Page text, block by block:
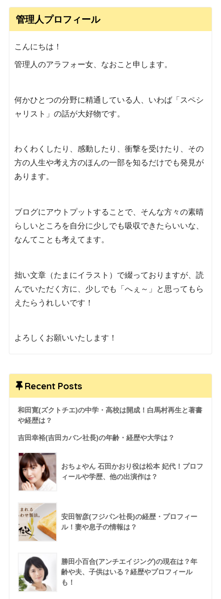
管理人プロフィール
こんにちは！
管理人のアラフォー女、なおこと申します。
何かひとつの分野に精通している人、いわば「スペシ
ャリスト」の話が大好物です。
わくわくしたり、感動したり、衝撃を受けたり、その
方の人生や考え方のほんの一部を知るだけでも発見が
あります。
ブログにアウトプットすることで、そんな方々の素晴
らしいところを自分に少しでも吸収できたらいいな、
なんてことも考えてます。
拙い文章（たまにイラスト）で綴っておりますが、読
んでいただく方に、少しでも「へぇ～」と思ってもら
えたらうれしいです！
よろしくお願いいたします！
Recent Posts
和田寛(ズクトチエ)の中学・高校は開成！白馬村再生と著書
や経歴は？
吉田幸裕(吉田カバン社長)の年齢・経歴や大学は？
おちょやん 石田かおり役は松本 妃代！プロフ
ィールや学歴、他の出演作は？
安田智彦(フジパン社長)の経歴・プロフィー
ル！妻や息子の情報は？
勝田小百合(アンチエイジング)の現在は？年
齢や夫、子供はいる？経歴やプロフィール
も！